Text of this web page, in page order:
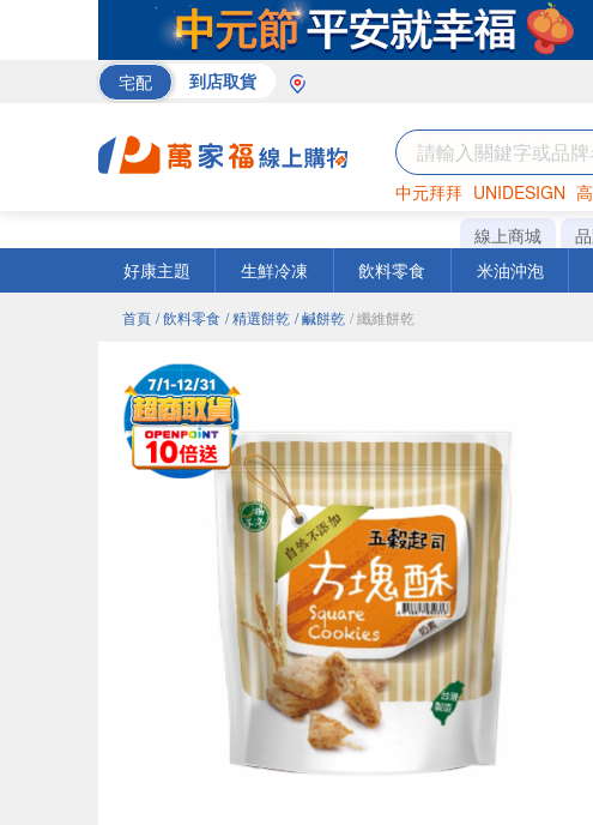
宅配 到店取貨
中元拜拜 UNIDESIGN
罐頭 咖啡 海苔
線上商城
好康主題
生鮮冷凍 飲料零食 米油沖泡
首頁 / 飲料零食 / 精選餅乾 / 鹹餅乾 / 纖維餅乾